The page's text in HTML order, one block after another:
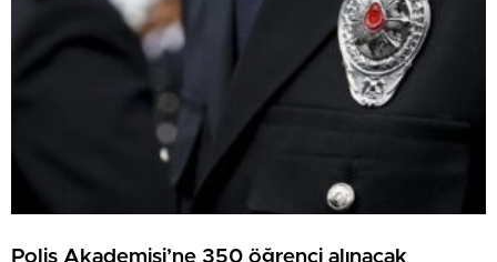
Polis Akademisi’ne 350 öğrenci alınacak